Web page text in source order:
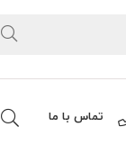
تماس با ما